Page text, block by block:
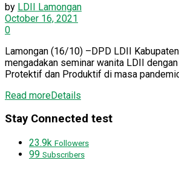
by LDII Lamongan
October 16, 2021
0
Lamongan (16/10) –DPD LDII
mengadakan seminar wanita LDII
Protektif dan Produktif di masa
Read moreDetails
Stay Connected test
23.9k Followers
99 Subscribers